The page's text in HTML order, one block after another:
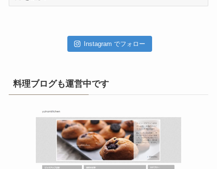
Instagram でフォロー
料理ブログも運営中です